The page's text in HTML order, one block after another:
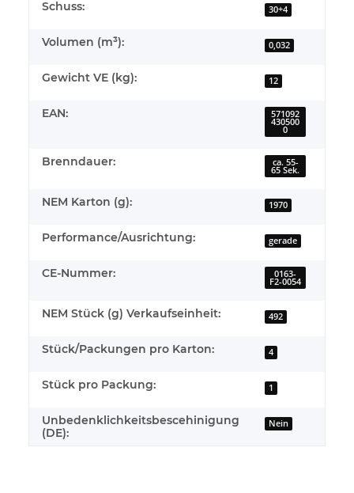
Schuss: 30+4
Volumen (m³): 0,032
Gewicht VE (kg): 12
EAN: 571092
430500
0
Brenndauer: ca. 55-
65 Sek.
NEM Karton (g): 1970
Performance/Ausrichtung: gerade
CE-Nummer: 0163-
F2-0054
NEM Stück (g) Verkaufseinheit: 492
Stück/Packungen pro Karton: 4
Stück pro Packung: 1
Unbedenklichkeitsbescehinigung
(DE):
Nein